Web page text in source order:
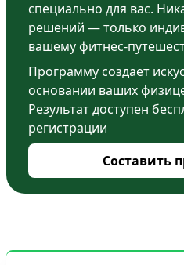
специально для вас.
решений — только
вашему фитнес-
Программу создает
основании ваших
Результат доступен
регистрации
Составить